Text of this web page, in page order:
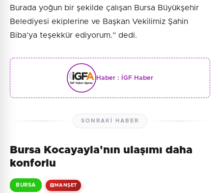
Burada yoğun bir şekilde çalışan Bursa Büyükşehir
Belediyesi ekiplerine ve Başkan Vekilimiz Şahin
Biba’ya teşekkür ediyorum.” dedi.
Haber : İGF Haber
SONRAKI HABER
Bursa Kocayayla'nın ulaşımı daha
konforlu
BURSA MANŞET